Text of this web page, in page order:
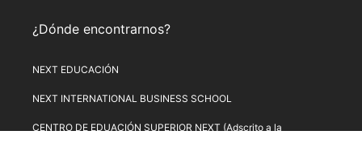
¿Dónde encontrarnos?
NEXT EDUCACIÓN
NEXT INTERNATIONAL BUSINESS SCHOOL
CENTRO DE EDUACIÓN SUPERIOR NEXT (Adscrito a la